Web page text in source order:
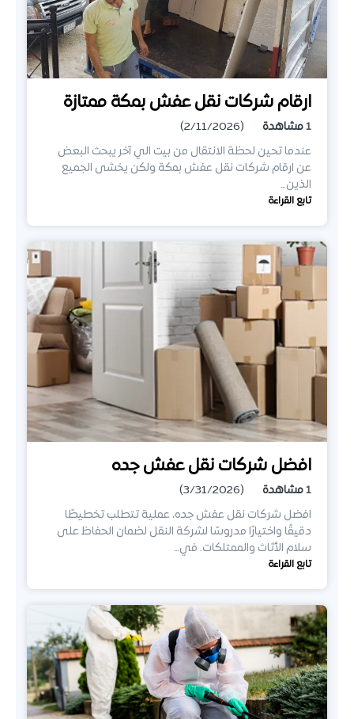
ارقام شركات نقل عفش بمكة ممتازة
1مشاهدة
(2/11/2026)
عندما تحين لحظة الانتقال من بيت الي آخر يبحث البعض
عن ارقام شركات نقل عفش بمكة ولكن يخشى الجميع
الذين…
تابع القراءة
افضل شركات نقل عفش جده
1مشاهدة
(3/31/2026)
افضل شركات نقل عفش جده، عملية تتطلب تخطيطًا
دقيقًا واختيارًا مدروسًا لشركة النقل لضمان الحفاظ على
سلام الأثاث والممتلكات. في…
تابع القراءة